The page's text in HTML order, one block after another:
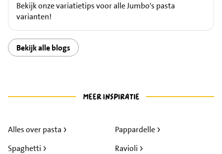
Bekijk onze variatietips voor alle Jumbo's pasta
varianten!
Bekijk alle blogs
Alles over pasta
Spaghetti
Pappardelle
Ravioli